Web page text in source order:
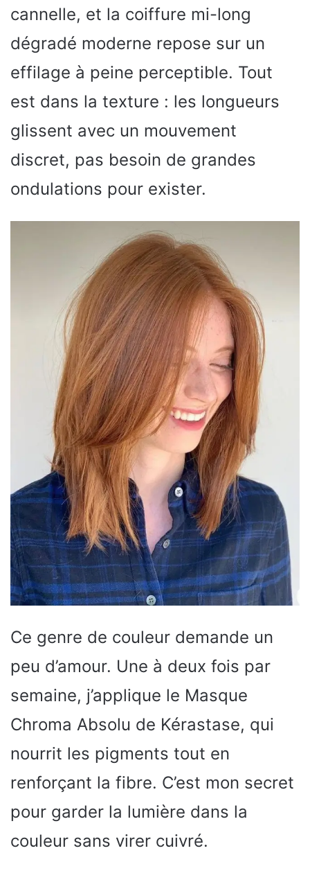
cannelle, et la coiffure mi-long
dégradé moderne repose sur un
effilage à peine perceptible. Tout
est dans la texture : les longueurs
glissent avec un mouvement
discret, pas besoin de grandes
ondulations pour exister.
Ce genre de couleur demande un
peu d’amour. Une à deux fois par
semaine, j’applique le Masque
Chroma Absolu de Kérastase, qui
nourrit les pigments tout en
renforçant la fibre. C’est mon secret
pour garder la lumière dans la
couleur sans virer cuivré.